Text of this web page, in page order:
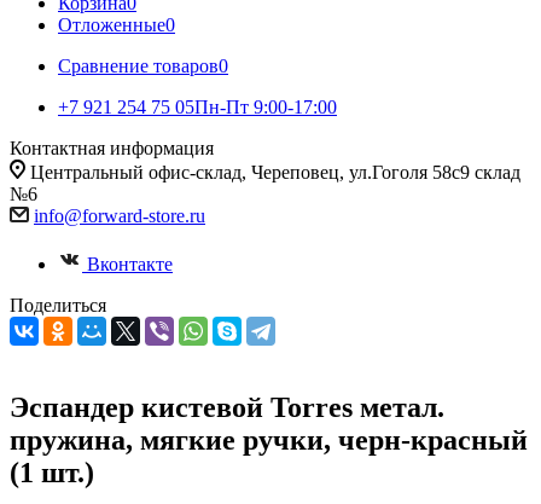
Отложенные0
Сравнение товаров0
+7 921 254 75 05Пн-Пт 9:00-17:00
Контактная информация
Центральный офис-склад, Череповец, ул.Гоголя 58с9 склад
№6
info@forward-store.ru
Вконтакте
Поделиться
Эспандер кистевой Torres метал.
пружина, мягкие ручки, черн-красный
(1 шт.)